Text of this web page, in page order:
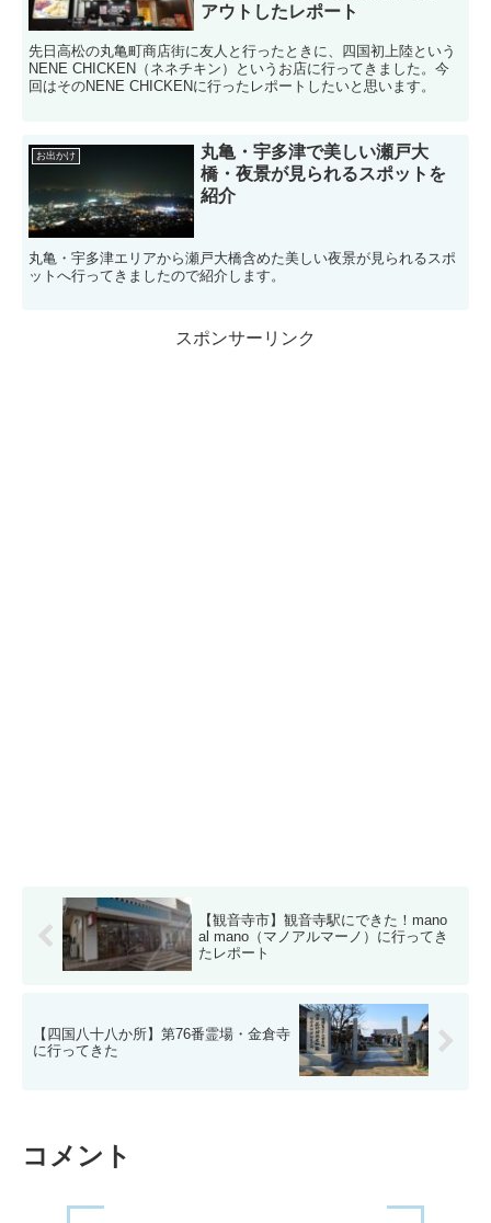
アウトしたレポート
先日高松の丸亀町商店街に友人と行ったときに、四国初上陸という
NENE CHICKEN（ネネチキン）というお店に行ってきました。今
回はそのNENE CHICKENに行ったレポートしたいと思います。
お出かけ
丸亀・宇多津で美しい瀬戸大
橋・夜景が見られるスポットを
紹介
丸亀・宇多津エリアから瀬戸大橋含めた美しい夜景が見られるスポ
ットへ行ってきましたので紹介します。
スポンサーリンク
【観音寺市】観音寺駅にできた！mano
al mano（マノアルマーノ）に行ってき
たレポート
【四国八十八か所】第76番霊場・金倉寺
に行ってきた
コメント